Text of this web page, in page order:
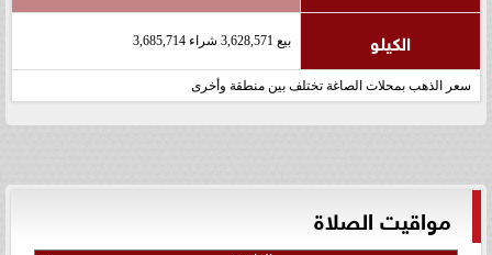
الكيلو بيع 3,628,571 شراء 3,685,714
سعر الذهب بمحلات الصاغة تختلف بين منطقة وأخرى
مواقيت الصلاة